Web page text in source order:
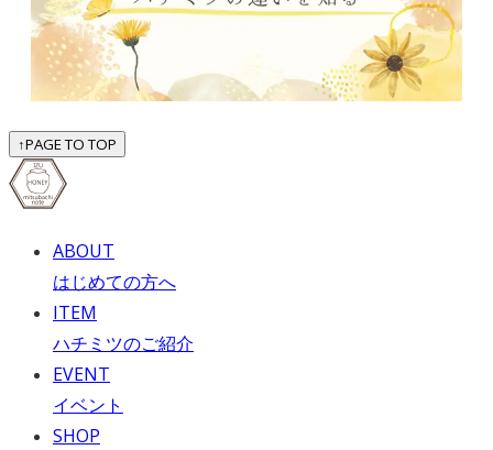
↑PAGE TO TOP
ABOUT
はじめての方へ
ITEM
ハチミツのご紹介
EVENT
イベント
SHOP